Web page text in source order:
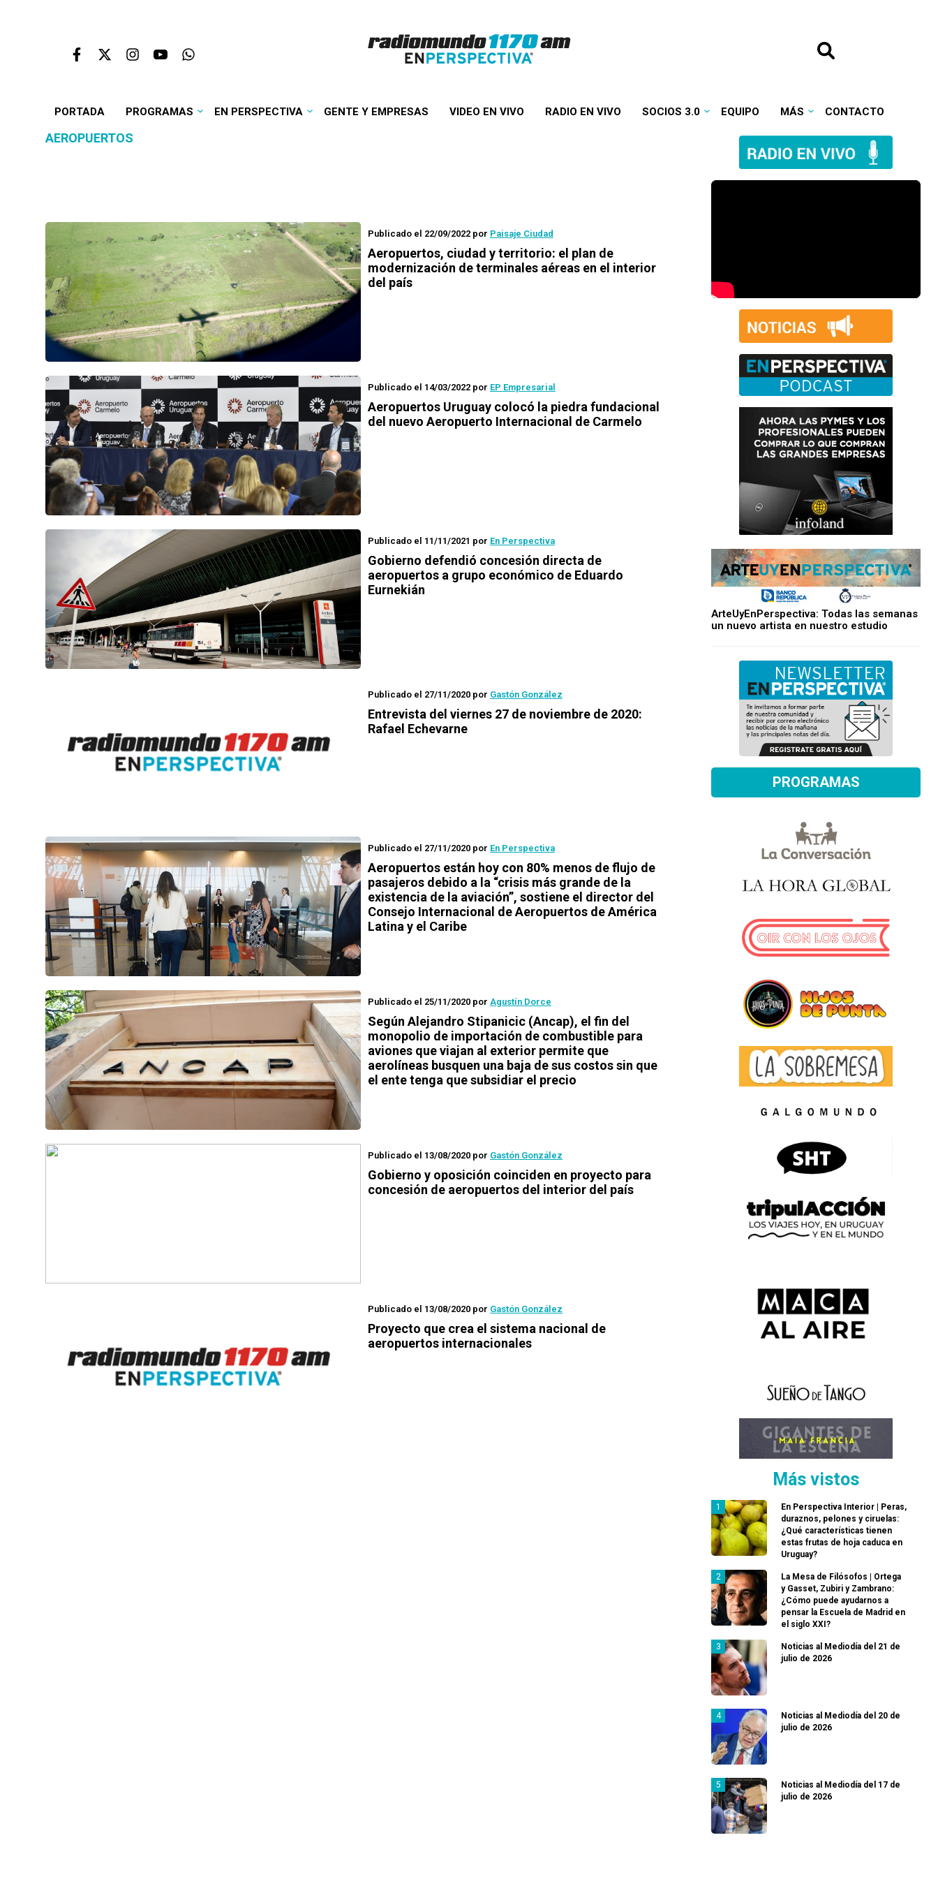
PORTADA PROGRAMAS EN PERSPECTIVA GENTE Y EMPRESAS VIDEO EN VIVO RADIO EN VIVO SOCIOS 3.0 EQUIPO MÁS CONTACTO
AEROPUERTOS
Publicado el 22/09/2022 por Paisaje Ciudad
Aeropuertos, ciudad y territorio: el plan de
modernización de terminales aéreas en el interior
del país
Publicado el 14/03/2022 por EP Empresarial
Aeropuertos Uruguay colocó la piedra fundacional
del nuevo Aeropuerto Internacional de Carmelo
Publicado el 11/11/2021 por En Perspectiva
Gobierno defendió concesión directa de
aeropuertos a grupo económico de Eduardo
Eurnekián
Publicado el 27/11/2020 por Gastón González
Entrevista del viernes 27 de noviembre de 2020:
Rafael Echevarne
Publicado el 27/11/2020 por En Perspectiva
Aeropuertos están hoy con 80% menos de flujo de
pasajeros debido a la “crisis más grande de la
existencia de la aviación”, sostiene el director del
Consejo Internacional de Aeropuertos de América
Latina y el Caribe
Publicado el 25/11/2020 por Agustín Dorce
Según Alejandro Stipanicic (Ancap), el fin del
monopolio de importación de combustible para
aviones que viajan al exterior permite que
aerolíneas busquen una baja de sus costos sin que
el ente tenga que subsidiar el precio
Publicado el 13/08/2020 por Gastón González
Gobierno y oposición coinciden en proyecto para
concesión de aeropuertos del interior del país
Publicado el 13/08/2020 por Gastón González
Proyecto que crea el sistema nacional de
aeropuertos internacionales
ArteUyEnPerspectiva: Todas las semanas
un nuevo artista en nuestro estudio
PROGRAMAS
Más vistos
En Perspectiva Interior | Peras,
duraznos, pelones y ciruelas:
¿Qué características tienen
estas frutas de hoja caduca en
Uruguay?
La Mesa de Filósofos | Ortega
y Gasset, Zubiri y Zambrano:
¿Cómo puede ayudarnos a
pensar la Escuela de Madrid en
el siglo XXI?
Noticias al Mediodía del 21 de
julio de 2026
Noticias al Mediodía del 20 de
julio de 2026
Noticias al Mediodía del 17 de
julio de 2026